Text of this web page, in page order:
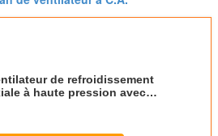
de refroidissement
à haute pression avec